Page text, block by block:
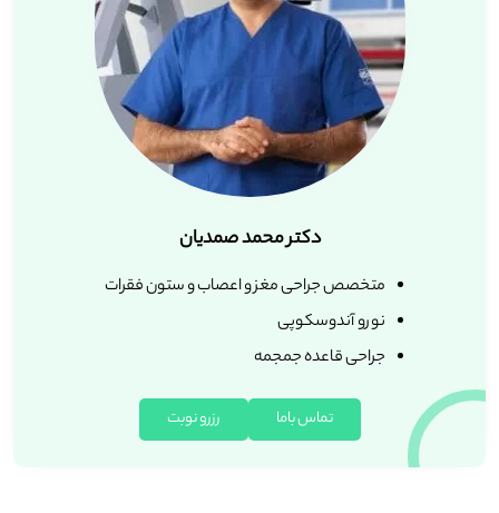
دکتر محمد صمدیان
متخصص جراحی مغز و اعصاب و ستون فقرات
نورو آندوسکوپی
جراحی قاعده جمجمه
تماس باما رزرو نوبت